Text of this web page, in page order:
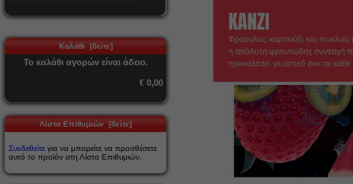
Καλάθι [δείτε]
Το καλάθι αγορών είναι άδειο.
€ 0,00
Λίστα Επιθυμιών [δείτε]
Συνδεθείτε για να μπορείτε να προσθέσετε
αυτό το προϊόν στη Λίστα Επιθυμιών.